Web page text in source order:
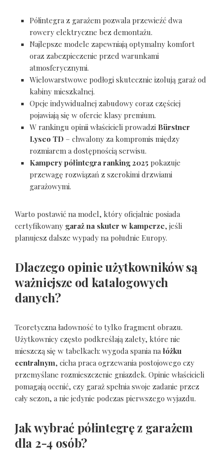
Półintegra z garażem pozwala przewieźć dwa
rowery elektryczne bez demontażu.
Najlepsze modele zapewniają optymalny komfort
oraz zabezpieczenie przed warunkami
atmosferycznymi.
Wielowarstwowe podłogi skutecznie izolują garaż od
kabiny mieszkalnej.
Opcje indywidualnej zabudowy coraz częściej
pojawiają się w ofercie klasy premium.
W rankingu opinii właścicieli prowadzi Bürstner
Lyseo TD – chwalony za kompromis między
rozmiarem a dostępnością serwisu.
Kampery półintegra ranking 2025 pokazuje
przewagę rozwiązań z szerokimi drzwiami
garażowymi.
Warto postawić na model, który oficjalnie posiada
certyfikowany garaż na skuter w kamperze, jeśli
planujesz dalsze wypady na południe Europy.
Dlaczego opinie użytkowników są
ważniejsze od katalogowych
danych?
Teoretyczna ładowność to tylko fragment obrazu.
Użytkownicy często podkreślają zalety, które nie
mieszczą się w tabelkach: wygoda spania na łóżku
centralnym, cicha praca ogrzewania postojowego czy
przemyślane rozmieszczenie gniazdek. Opinie właścicieli
pomagają ocenić, czy garaż spełnia swoje zadanie przez
cały sezon, a nie jedynie podczas pierwszego wyjazdu.
Jak wybrać półintegrę z garażem
dla 2-4 osób?